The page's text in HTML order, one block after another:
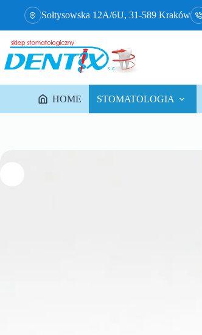
Sołtysowska 12A/6U, 31-589 Kraków
HOME STOMATOLOGIA